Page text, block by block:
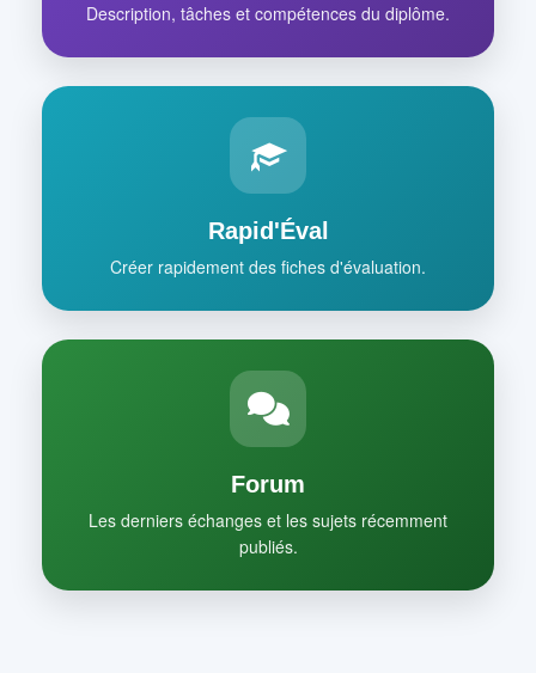
Description, tâches et compétences du diplôme.
Rapid'Éval
Créer rapidement des fiches d'évaluation.
Forum
Les derniers échanges et les sujets récemment
publiés.